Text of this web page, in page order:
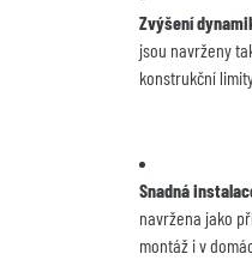
Zvýšení
jsou navrženy
konstrukční
Snadná
navržena jako
montáž i v